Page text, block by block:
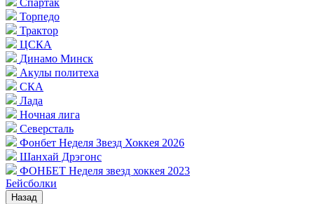
Спартак
Торпедо
Трактор
ЦСКА
Динамо Минск
Акулы политеха
СКА
Лада
Ночная лига
Северсталь
Фонбет Неделя Звезд Хоккея 2026
Шанхай Дрэгонс
ФОНБЕТ Неделя звезд хоккея 2023
Бейсболки
Назад